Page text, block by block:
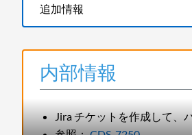
追加情報
内部情報
Jira チケットを作成して、